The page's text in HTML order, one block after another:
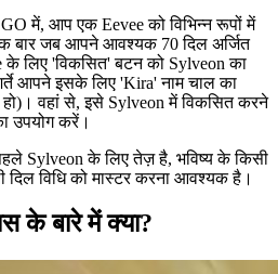
में, आप एक Eevee को विभिन्न रूपों में
बार जब आपने आवश्यक 70 दिल अर्जित
के लिए 'विकसित' बटन को Sylveon का
आपने इसके लिए 'Kira' नाम चाल का
हो)। वहां से, इसे Sylveon में विकसित करने
उपयोग करें।
Sylveon के लिए तेज़ है, भविष्य के किसी
दिल विधि को मास्टर करना आवश्यक है।
के बारे में क्या?